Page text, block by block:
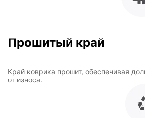
Прошитый край
Край коврика прошит, обеспечивая
от износа.